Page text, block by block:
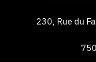
230, Rue du